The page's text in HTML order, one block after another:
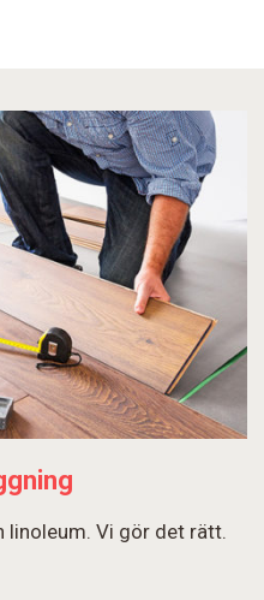
linoleum. Vi gör det rätt.